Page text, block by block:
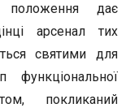
положення дає
арсенал тих
святими для
функціональної
покликаний